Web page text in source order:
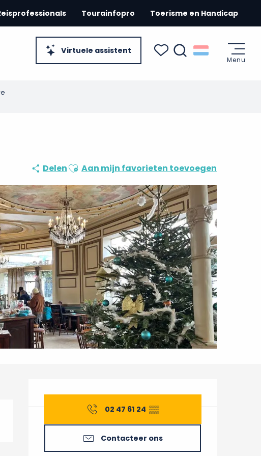
Virtuele assistent
Tourainfopro Toerisme en Handicap
Menu
DelenAjouter aux favoris
Aan mijn favorieten toevoegen
Openingstijden en
02 47 61 24 ▒▒
Contacteer ons